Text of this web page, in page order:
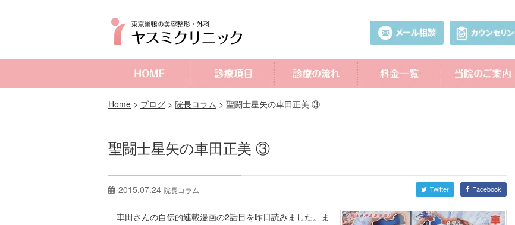
Home > ブログ > 院長コラム > 聖闘士星矢の車田正美 ③
聖闘士星矢の車田正美 ③
2015.07.24 院長コラム Twitter Facebook
車田さんの自伝的連載漫画の2話目を昨日読みました。ま